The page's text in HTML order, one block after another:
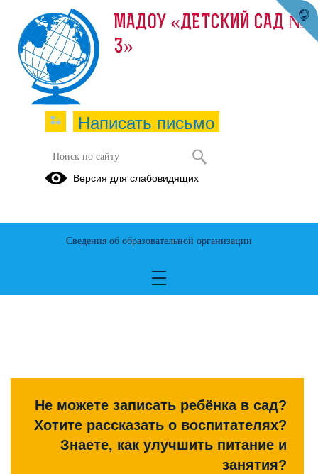
Не можете записать ребёнка в сад?
Хотите рассказать о воспитателях?
Знаете, как улучшить питание и
занятия?
МАДОУ «ДЕТСКИЙ САД №
3»
Написать письмо
Версия для слабовидящих
Сведения об образовательной организации